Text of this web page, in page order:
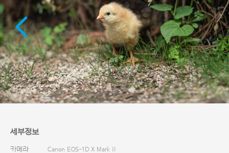
세부정보
카메라
Canon EOS-1D X Mark II